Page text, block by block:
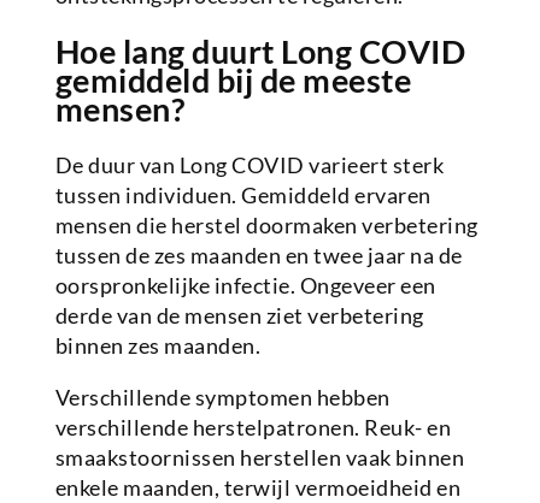
Hoe lang duurt Long COVID
gemiddeld bij de meeste
mensen?
De duur van Long COVID varieert sterk
tussen individuen. Gemiddeld ervaren
mensen die herstel doormaken verbetering
tussen de zes maanden en twee jaar na de
oorspronkelijke infectie. Ongeveer een
derde van de mensen ziet verbetering
binnen zes maanden.
Verschillende symptomen hebben
verschillende herstelpatronen. Reuk- en
smaakstoornissen herstellen vaak binnen
enkele maanden, terwijl vermoeidheid en